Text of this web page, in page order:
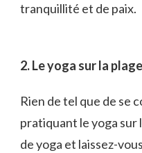
tranquillité et de paix.
2. Le yoga sur ⁤la
Rien de tel que de se
pratiquant le yoga sur⁣
de yoga et laissez-